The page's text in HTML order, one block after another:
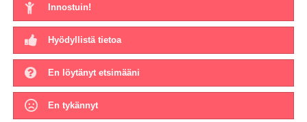
Innostuin!
Hyödyllistä tietoa
En löytänyt etsimääni
En tykännyt